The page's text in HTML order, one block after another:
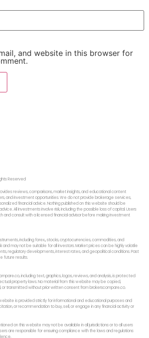
and website in this browser for
Reserved
reviews, comparisons, market insights, and educational content
and investment opportunities. We do not provide brokerage services,
financial advice. Nothing published on this website should be
All investments involve risk, including the possible loss of capital. Users
and consult with a licensed financial advisor before making investment
including forex,, stocks, cryptocurrencies, commodities, and
and may not be suitable for all investors. Market prices can be highly volatile
regulatory developments, interest rates, and geopolitical conditions. Past
future results.
including text, graphics, logos, reviews, and analysis, is protected
property laws. No material from this website may be copied,
or transmitted without prior written consent from brokerscompare.co.
is provided strictly for informational and educational purposes and
or recommendation to buy, sell, or engage in any financial activity or
on this website may not be available in all jurisdictions or to all users
are responsible for ensuring compliance with the laws and regulations